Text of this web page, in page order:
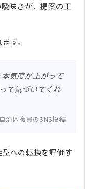
昧さが、提案の工
す。
気度が上がって
て気づいてくれ
治体職員のSNS投稿
への転換を評価す